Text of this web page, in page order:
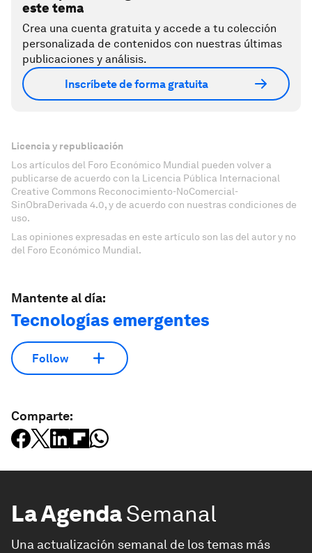
este tema
Crea una cuenta gratuita y accede a tu colección
personalizada de contenidos con nuestras últimas
publicaciones y análisis.
Inscríbete de forma gratuita
Licencia y republicación
Los artículos del Foro Económico Mundial pueden volver a
publicarse de acuerdo con la Licencia Pública Internacional
Creative Commons Reconocimiento-NoComercial-
SinObraDerivada 4.0, y de acuerdo con nuestras condiciones de
uso.
Las opiniones expresadas en este artículo son las del autor y no
del Foro Económico Mundial.
Mantente al día:
Tecnologías emergentes
Follow
Comparte:
La AgendaSemanal
Una actualización semanal de los temas más